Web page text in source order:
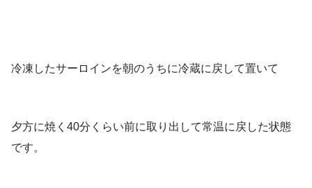
冷凍したサーロインを朝のうちに冷蔵に戻して置いて
夕方に焼く40分くらい前に取り出して常温に戻した状態
です。